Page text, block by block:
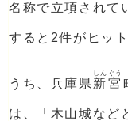
名称で立項されて
すると2件がヒッ
うち、兵庫県 新宮
しんぐう
は、「木山城など